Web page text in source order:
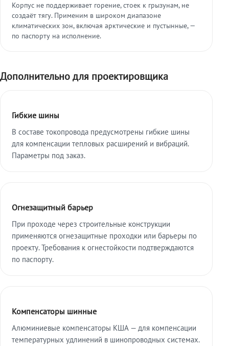
Корпус не поддерживает горение, стоек к грызунам, не
создаёт тягу. Применим в широком диапазоне
климатических зон, включая арктические и пустынные, —
по паспорту на исполнение.
Дополнительно для проектировщика
Гибкие шины
В составе токопровода предусмотрены гибкие шины
для компенсации тепловых расширений и вибраций.
Параметры под заказ.
Огнезащитный барьер
При проходе через строительные конструкции
применяются огнезащитные проходки или барьеры по
проекту. Требования к огнестойкости подтверждаются
по паспорту.
Компенсаторы шинные
Алюминиевые компенсаторы КША — для компенсации
температурных удлинений в шинопроводных системах.